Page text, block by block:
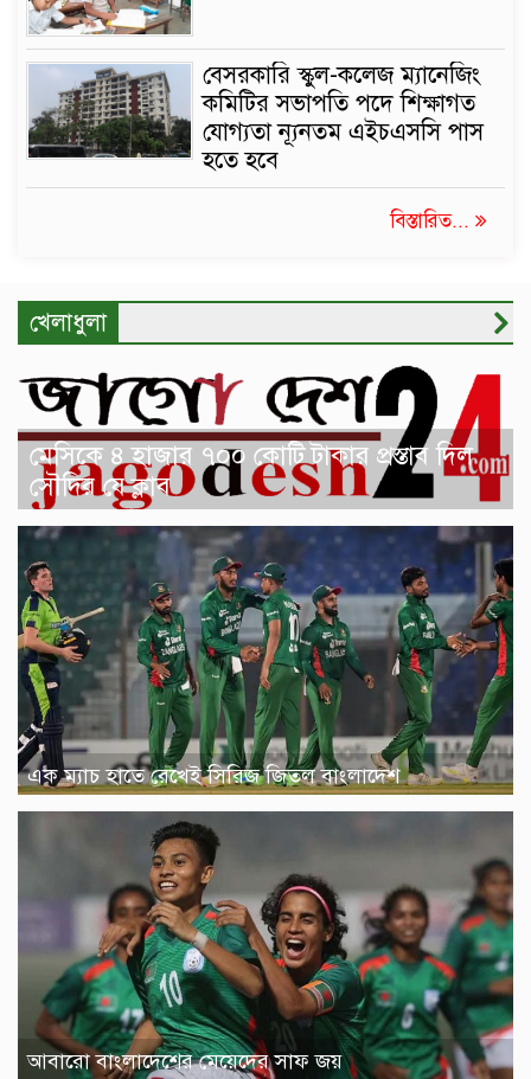
বেসরকারি স্কুল-কলেজ ম্যানেজিং
কমিটির সভাপতি পদে শিক্ষাগত
যোগ্যতা ন্যূনতম এইচএসসি পাস
হতে হবে
বিস্তারিত...
খেলাধুলা
মেসিকে ৪ হাজার ৭০০ কোটি টাকার প্রস্তাব দিল
সৌদির যে ক্লাব
এক ম্যাচ হাতে রেখেই সিরিজ জিতল বাংলাদেশ
আবারো বাংলাদেশের মেয়েদের সাফ জয়